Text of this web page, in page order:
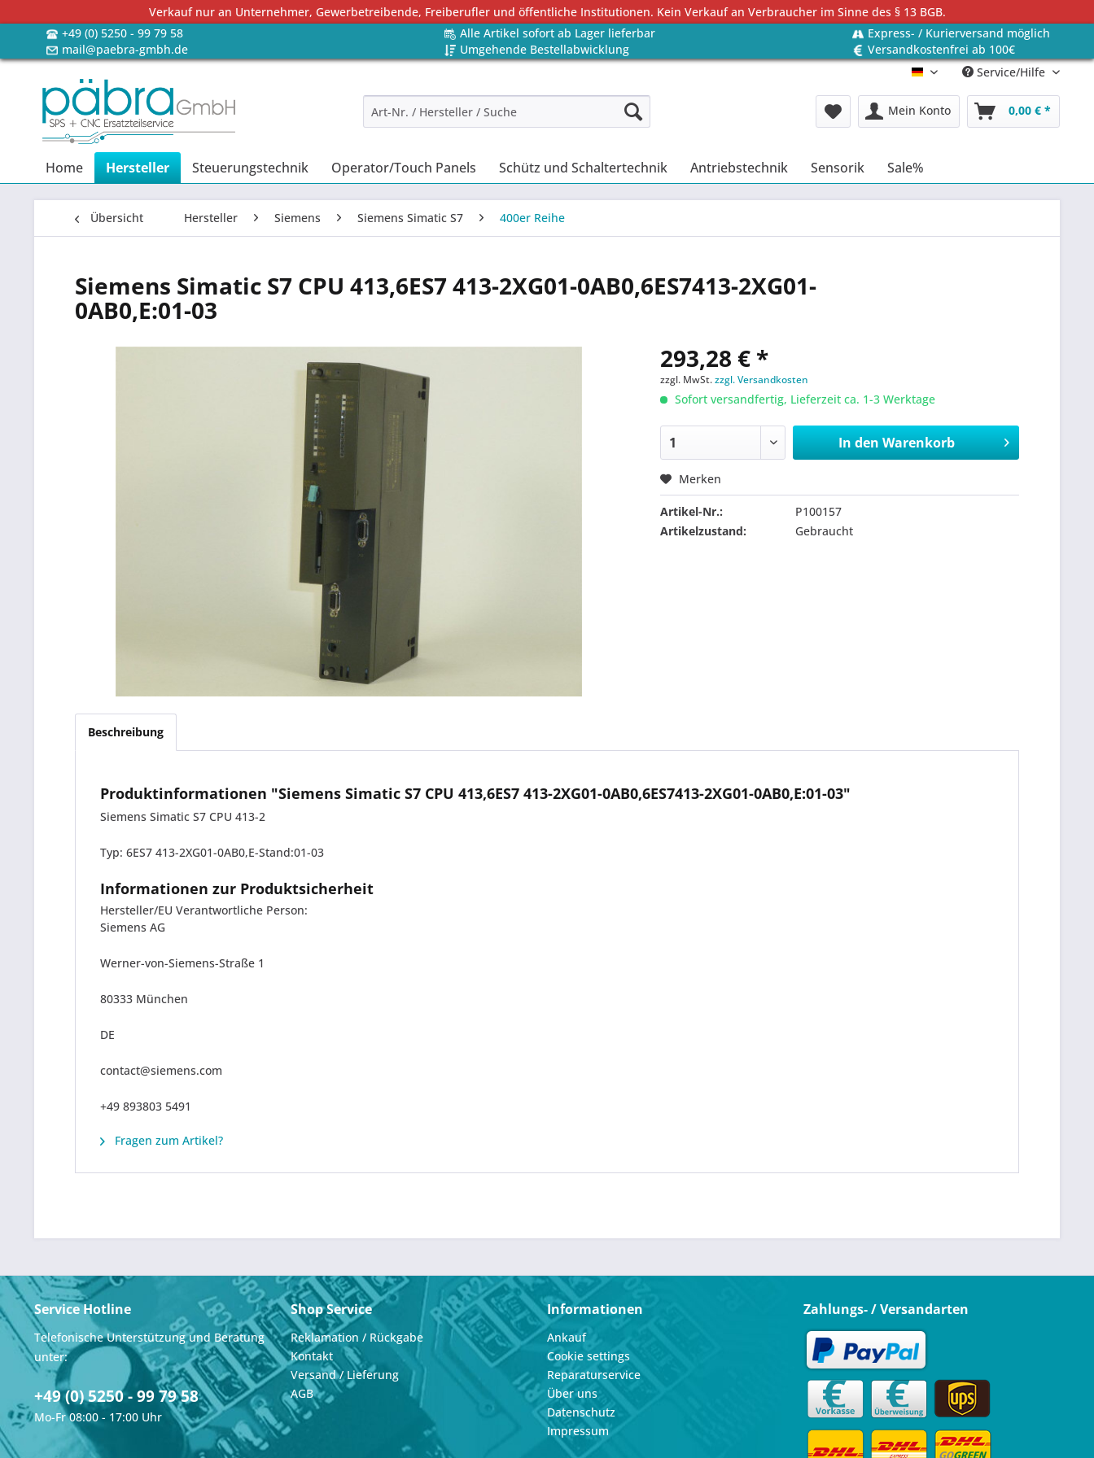
Verkauf nur an Unternehmer, Gewerbetreibende, Freiberufler und öffentliche Institutionen. Kein Verkauf an Verbraucher im Sinne des § 13 BGB.
+49 (0) 5250 - 99 79 58
Alle Artikel sofort ab Lager lieferbar
Express- / Kurierversand möglich
mail@paebra-gmbh.de
Umgehende Bestellabwicklung
Versandkostenfrei ab 100€
Deutsch Service/Hilfe
Mein Konto 0,00 € *
Home Hersteller Steuerungstechnik Operator/Touch Panels Schütz und Schaltertechnik Antriebstechnik Sensorik Sale%
Übersicht Hersteller Siemens Siemens Simatic S7 400er Reihe
Siemens Simatic S7 CPU 413,6ES7 413-2XG01-0AB0,6ES7413-2XG01-
0AB0,E:01-03
293,28 € *
zzgl. MwSt.zzgl. Versandkosten
Sofort versandfertig, Lieferzeit ca. 1-3 Werktage
In den Warenkorb
Merken
Artikel-Nr.:
P100157
Artikelzustand:
Gebraucht
Beschreibung
Produktinformationen "Siemens Simatic S7 CPU 413,6ES7 413-2XG01-0AB0,6ES7413-2XG01-0AB0,E:01-03"
Siemens Simatic S7 CPU 413-2
Typ: 6ES7 413-2XG01-0AB0,E-Stand:01-03
Informationen zur Produktsicherheit
Hersteller/EU Verantwortliche Person:
Siemens AG
Werner-von-Siemens-Straße 1
80333 München
DE
contact@siemens.com
+49 893803 5491
Fragen zum Artikel?
Service Hotline
Telefonische Unterstützung und Beratung
unter:
+49 (0) 5250 - 99 79 58
Mo-Fr 08:00 - 17:00 Uhr
Shop Service
Reklamation / Rückgabe
Kontakt
Versand / Lieferung
AGB
Informationen
Ankauf
Cookie settings
Reparaturservice
Über uns
Datenschutz
Impressum
Zahlungs- / Versandarten